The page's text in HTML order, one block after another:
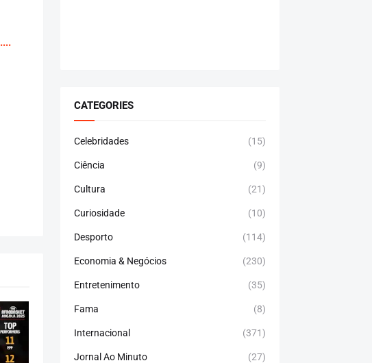
CATEGORIES
Celebridades (15)
Ciência (9)
Cultura (21)
Curiosidade (10)
Desporto (114)
Economia & Negócios (230)
Entretenimento (35)
Fama (8)
Internacional (371)
Jornal Ao Minuto (27)